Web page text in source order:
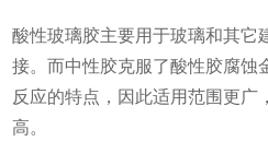
酸性玻璃胶主要用于玻璃和其它
接。而中性胶克服了酸性胶腐蚀
反应的特点，因此适用范围更广
高。